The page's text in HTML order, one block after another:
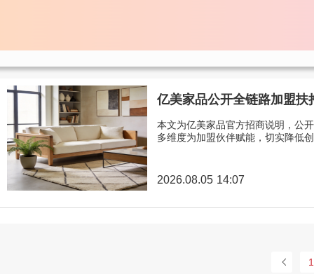
亿美家品公开全链路加盟
本文为亿美家品官方招商说明，公
多维度为加盟伙伴赋能，切实降低
2026.08.05 14:07
1